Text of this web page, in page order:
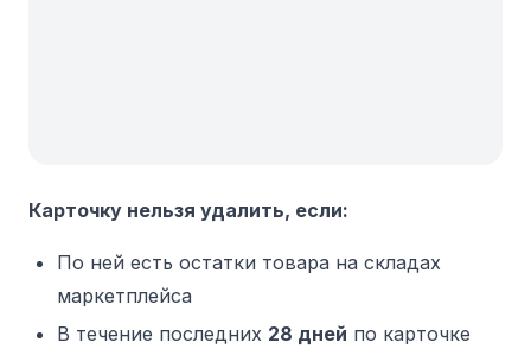
Карточку нельзя удалить, если:
По ней есть остатки товара на складах
маркетплейса
В течение последних 28 дней по карточке